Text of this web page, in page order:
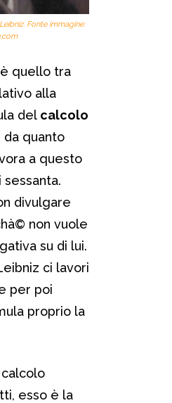
Fonte immagine:
quello tra
alla
del calcolo
da quanto
a questo
divulgare
non vuole
su di lui.
ci lavori
per poi
proprio la
calcolo
esso è la